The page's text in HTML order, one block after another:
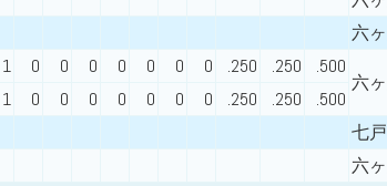
六
1 0 0 0 0 0 0 0 .250 .250 .500
六
1 0 0 0 0 0 0 0 .250 .250
.500
七
六